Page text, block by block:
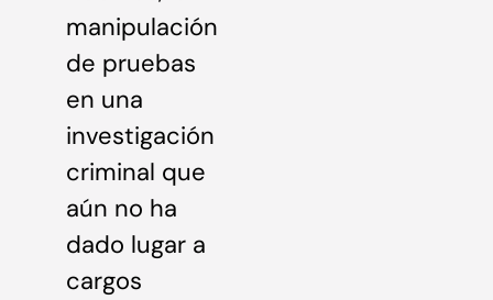
manipulación
de pruebas
en una
investigación
criminal que
aún no ha
dado lugar a
cargos